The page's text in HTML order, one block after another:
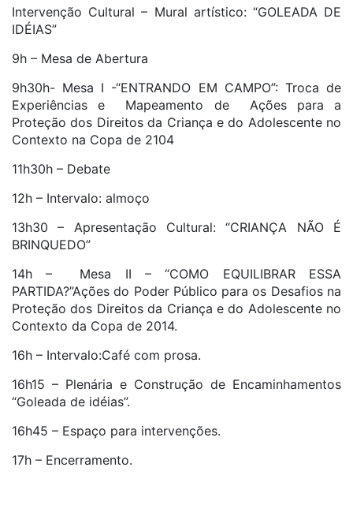
Intervenção Cultural – Mural artístico: “GOLEADA DE
IDÉIAS”
9h – Mesa de Abertura
9h30h- Mesa I -“ENTRANDO EM CAMPO”: Troca de
Experiências e Mapeamento de Ações para a
Proteção dos Direitos da Criança e do Adolescente no
Contexto na Copa de 2104
11h30h – Debate
12h – Intervalo: almoço
13h30 – Apresentação Cultural: “CRIANÇA NÃO É
BRINQUEDO”
14h – Mesa II – “COMO EQUILIBRAR ESSA
PARTIDA?”Ações do Poder Público para os Desafios na
Proteção dos Direitos da Criança e do Adolescente no
Contexto da Copa de 2014.
16h – Intervalo:Café com prosa.
16h15 – Plenária e Construção de Encaminhamentos
“Goleada de idéias”.
16h45 – Espaço para intervenções.
17h – Encerramento.